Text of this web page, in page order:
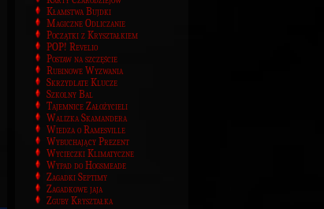
Kłamstwa Bujdki
Magiczne Odliczanie
Początki z Kryształkiem
POP! Revelio
Postaw na szczęście
Rubinowe Wyzwania
Skrzydlate Klucze
Szkolny Bal
Tajemnice Założycieli
Walizka Skamandera
Wiedza o Ramesville
Wybuchający Prezent
Wycieczki Klimatyczne
Wypad do Hogsmeade
Zagadki Septimy
Zagadkowe jaja
Zguby Kryształka